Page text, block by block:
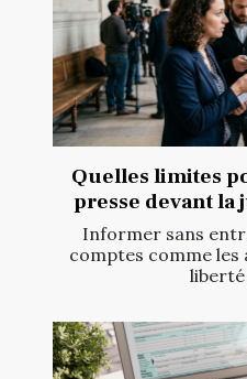
Quelles limites
presse devant la
Informer sans
comptes comme les
liberté